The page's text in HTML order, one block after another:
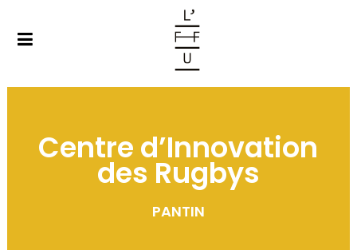
Centre d’Innovation
des Rugbys
PANTIN